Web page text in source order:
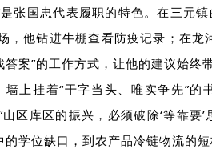
张国忠代表履职的特色。在三元
，他钻进牛棚查看防疫记录；在
答案”的工作方式，让他的建议始终
墙上挂着“干字当头、唯实争先”
区库区的振兴，必须破除‘等靠要
的学位缺口，到农产品冷链物流的